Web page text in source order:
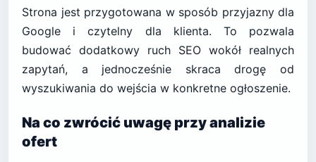
Strona jest przygotowana w sposób przyjazny dla
Google i czytelny dla klienta. To pozwala
budować dodatkowy ruch SEO wokół realnych
zapytań, a jednocześnie skraca drogę od
wyszukiwania do wejścia w konkretne ogłoszenie.
Na co zwrócić uwagę przy analizie
ofert